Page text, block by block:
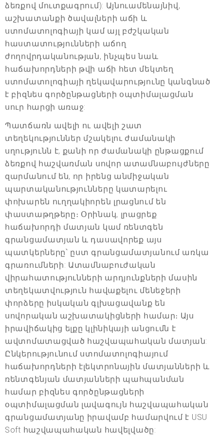
ձեռքով մուտքագրում): Այնուամենայնիվ,
աշխատանքի ծավալների աճի և
ստոմատոլոգիայի կամ այլ բժշկական
հաստատությունների աճող
ժողովրդականության, ինչպես նաև
հաճախորդների թվի աճի հետ մեկտեղ
ստոմատոլոգիայի ղեկավարությունը կանգնած
է բիզնես գործընթացների օպտիմալացման
սուր հարցի առաջ:
Պատճառն ավելի ու ավելի շատ
տեղեկություններ մշակելու ժամանակի
սղությունն է, քանի որ ժամանակի ընթացքում
ձեռքով հաշվառման սովոր ատամնաբույժները
զարմանում են, որ իրենց անմիջական
պարտականությունները կատարելու
փոխարեն ուղղակիորեն լրացնում են
փաստաթղթերը։ Օրինակ, լրացրեք
հաճախորդի մատյան կամ ռենտգեն
գրանցամատյան և դասավորեք այս
պատկերները՝ ըստ գրանցամատյանում առկա
գրառումների: Ատամնաբուժական
վիրահատությունների արդյունքների մասին
տեղեկատվություն հավաքելու մենեջերի
փորձերը իսկական գլխացավանք են
սովորական աշխատակիցների համար։ Այս
իրավիճակից ելքը կլինիկայի անցումն է
ավտոմատացված հաշվապահական մատյան:
Ընկերությունում ստոմատոլոգիայում
հաճախորդների էլեկտրոնային մատյանների և
ռենտգենյան մատյանների պահպանման
համար բիզնես գործընթացների
օպտիմալացման լավագույն հաշվապահական
գրանցամատյանը իրավամբ համարվում է USU
Soft հաշվապահական հավելվածը: